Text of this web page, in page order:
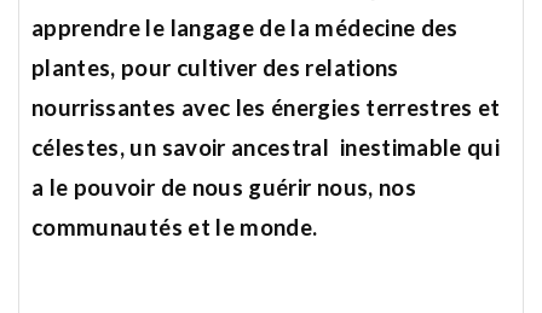
apprendre le langage de la médecine des
plantes, pour cultiver des relations
nourrissantes avec les énergies terrestres et
célestes, un savoir ancestral inestimable qui
a le pouvoir de nous guérir nous, nos
communautés et le monde.